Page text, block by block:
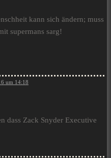
kann sich ändern; muss
supermans sarg!
um 14:18
dass Zack Snyder Executive